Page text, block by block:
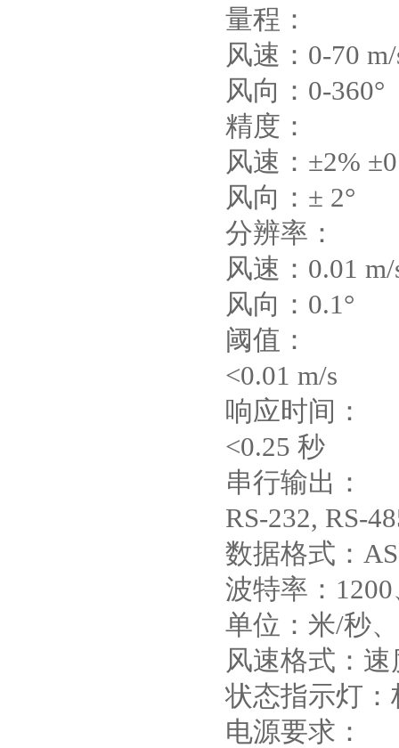
量程：
风速：0-70
风向：0-360°
精度：
风速：±2%
风向：± 2°
分辨率：
风速：0.01 m/
风向：0.1°
阈值：
<0.01 m/s
响应时间：
<0.25 秒
串行输出：
RS-232, RS-
数据格式：
波特率：
单位：米/秒
风速格式：
状态指示灯
电源要求：